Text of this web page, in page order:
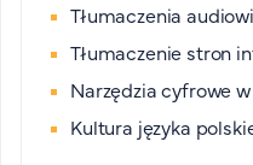
Tłumaczenia
Tłumaczenie stron
Narzędzia cyfrowe
Kultura języka